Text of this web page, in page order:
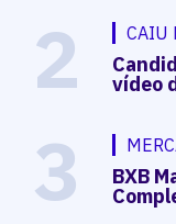
2 CAIU
vídeo
3 BXB